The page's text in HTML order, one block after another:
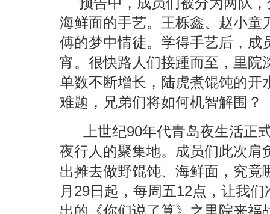
海鲜面的手艺。王栎鑫、赵小童
傅的梦中情徒。学得手艺后，成
宵。很快路人们接踵而至，里院
单数不断增长，陆虎煮馄饨的开
难题，兄弟们将如何机智解围？
上世纪90年代青岛夜生活正
夜行人的聚集地。成员们此次肩
出摊去做野馄饨、海鲜面，究竟
月 29日 起，每周五12点，让我
出的《你们说了算》之里院来福